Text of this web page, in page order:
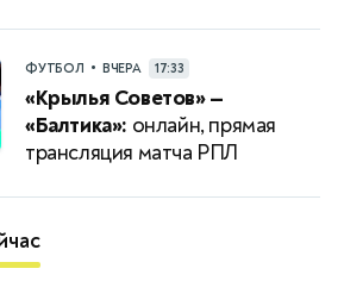
ФУТБОЛ • ВЧЕРА 17:33
«Крылья Советов» —
«Балтика»: онлайн, прямая
трансляция матча РПЛ